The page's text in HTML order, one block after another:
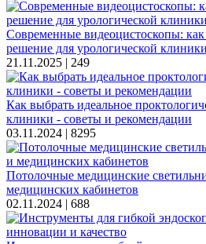
Современные видеоцистоскопы:
решение для урологической клиники
21.11.2025 | 249
Как выбрать идеальное
клиники - советы и рекомендации
03.11.2024 | 8295
Потолочные медицинские
медицинских кабинетов
02.11.2024 | 688